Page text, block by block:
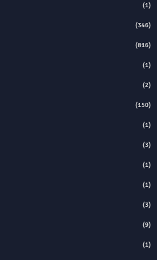
(1)
(346)
(816)
(1)
(2)
(150)
(1)
(3)
(1)
(1)
(3)
(9)
(1)